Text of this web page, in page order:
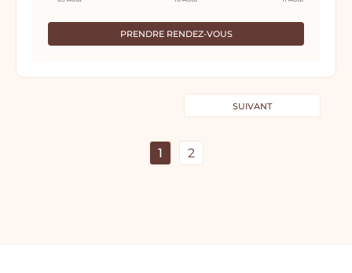
PRENDRE RENDEZ-VOUS
SUIVANT
1 2